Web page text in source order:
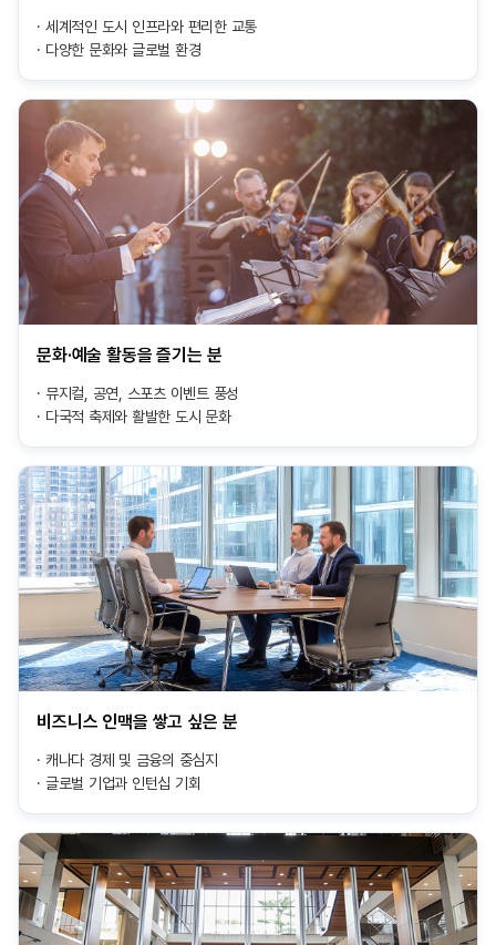
세계적인 도시 인프라와 편리한 교통
다양한 문화와 글로벌 환경
문화·예술 활동을 즐기는 분
뮤지컬, 공연, 스포츠 이벤트 풍성
다국적 축제와 활발한 도시 문화
비즈니스 인맥을 쌓고 싶은 분
캐나다 경제 및 금융의 중심지
글로벌 기업과 인턴십 기회